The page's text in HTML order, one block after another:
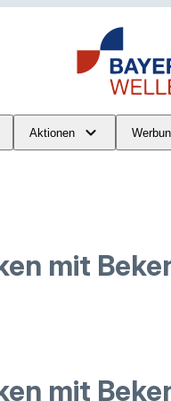
Aktionen
mit
mit